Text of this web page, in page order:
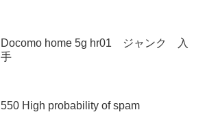
Docomo home 5g hr01 ジャンク 入
手
550 High probability of spam